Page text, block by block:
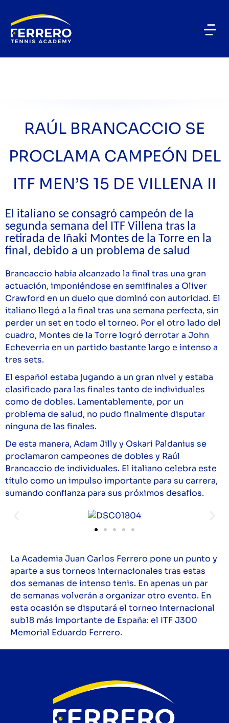
RAÚL BRANCACCIO SE
PROCLAMA CAMPEÓN DEL
ITF MEN’S 15 DE VILLENA II
El italiano se consagró campeón de la
segunda semana del ITF Villena tras la
retirada de Iñaki Montes de la Torre en la
final, debido a un problema de salud
Brancaccio había alcanzado la final tras una gran
actuación, imponiéndose en semifinales a Oliver
Crawford en un duelo que dominó con autoridad. El
italiano llegó a la final tras una semana perfecta, sin
perder un set en todo el torneo. Por el otro lado del
cuadro, Montes de la Torre logró derrotar a John
Echeverria en un partido bastante largo e intenso a
tres sets.
El español estaba jugando a un gran nivel y estaba
clasificado para las finales tanto de individuales
como de dobles. Lamentablemente, por un
problema de salud, no pudo finalmente disputar
ninguna de las finales.
De esta manera, Adam Jilly y Oskari Paldanius se
proclamaron campeones de dobles y Raúl
Brancaccio de individuales. El italiano celebra este
título como un impulso importante para su carrera,
sumando confianza para sus próximos desafíos.
La Academia Juan Carlos Ferrero pone un punto y
aparte a sus torneos internacionales tras estas
dos semanas de intenso tenis. En apenas un par
de semanas volverán a organizar otro evento. En
esta ocasión se disputará el torneo internacional
sub18 más importante de España: el ITF J300
Memorial Eduardo Ferrero.